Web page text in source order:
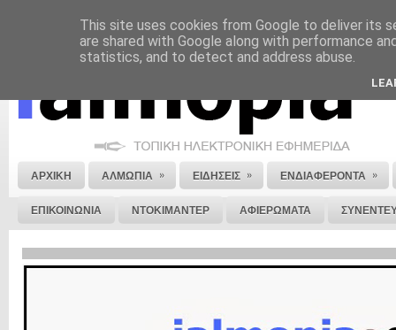
ΝΟΜΙΚΗ ΣΗΜΕΙΩΣΗ ΔΙΑΦΗΜΙΣΗ ΕΠΙΚΟΙΝΩΝΙΑ ΣΤΕΙΛΕ ΜΑΣ
ΑΡΧΙΚΗ ΑΛΜΩΠΙΑ » ΕΙΔΗΣΕΙΣ » ΕΝΔΙΑΦΕΡΟΝΤΑ »
ΕΠΙΚΟΙΝΩΝΙΑ ΝΤΟΚΙΜΑΝΤΕΡ ΑΦΙΕΡΩΜΑΤΑ
This site uses cookies from Google to deliver its
are shared with Google along with performance
statistics, and to detect and address abuse.